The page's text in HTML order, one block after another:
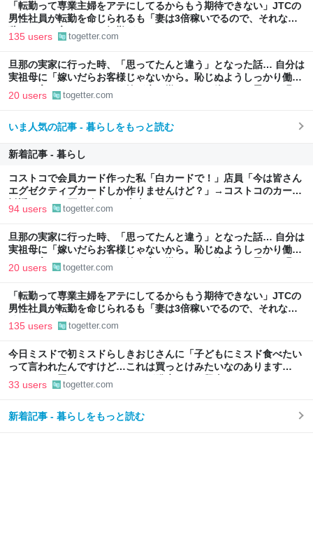
「転勤って専業主婦をアテにしてるからもう期待できない」JTCの
男性社員が転勤を命じられるも「妻は3倍稼いでるので、それなら
辞める」と言ったら、転勤がなくなった
135 users togetter.com
旦那の実家に行った時、「思ってたんと違う」となった話… 自分は
実祖母に「嫁いだらお客様じゃないから。恥じぬようしっかり働
け」と言われていたので、嫁ぎ先で嫌われたら終わりと思い、張り
切っていた
20 users togetter.com
いま人気の記事 - 暮らしをもっと読む
新着記事 - 暮らし
コストコで会員カード作った私「白カードで！」店員「今は皆さん
エグゼクティブカードしか作りませんけど？」→コストコのカード
勧誘はやたら圧が強いが、本当にお得なの？
94 users togetter.com
旦那の実家に行った時、「思ってたんと違う」となった話… 自分は
実祖母に「嫁いだらお客様じゃないから。恥じぬようしっかり働
け」と言われていたので、嫁ぎ先で嫌われたら終わりと思い、張り
20 users togetter.com
「転勤って専業主婦をアテにしてるからもう期待できない」JTCの
男性社員が転勤を命じられるも「妻は3倍稼いでるので、それなら
辞める」と言ったら、転勤がなくなった
135 users togetter.com
今日ミスドで初ミスドらしきおじさんに「子どもにミスド食べたい
って言われたんですけど…これは買っとけみたいなのあります
か…？」と尋ねられるイベントが発生して、興奮した
33 users togetter.com
新着記事 - 暮らしをもっと読む